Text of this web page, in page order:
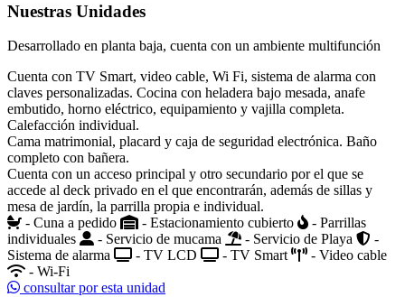
Nuestras Unidades
Desarrollado en planta baja, cuenta con un ambiente multifunción
Cuenta con TV Smart, video cable, Wi Fi, sistema de alarma con
claves personalizadas. Cocina con heladera bajo mesada, anafe
embutido, horno eléctrico, equipamiento y vajilla completa.
Calefacción individual.
Cama matrimonial, placard y caja de seguridad electrónica. Baño
completo con bañera.
Cuenta con un acceso principal y otro secundario por el que se
accede al deck privado en el que encontrarán, además de sillas y
mesa de jardín, la parrilla propia e individual.
- Cuna a pedido
- Estacionamiento cubierto
- Parrillas
individuales
- Servicio de mucama - Servicio de Playa
-
Sistema de alarma
- TV LCD - TV Smart
- Video cable
- Wi-Fi
consultar por esta unidad